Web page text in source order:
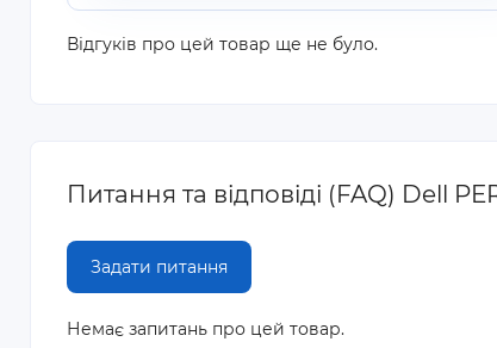
Відгуків про цей товар ще не було.
Питання та відповіді (FAQ) Dell
Задати питання
Немає запитань про цей товар.